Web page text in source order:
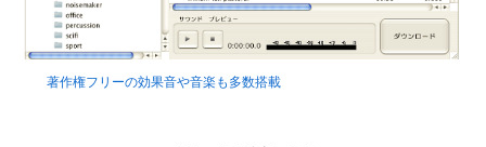
著作権フリーの効果音や音楽も多数搭載